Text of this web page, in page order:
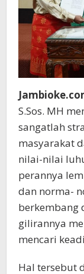
S.Sos. MH
sangatlah
masyarakat
nilai-nilai
perannya
dan norma-
berkembang
gilirannya
mencari
Hal tersebut